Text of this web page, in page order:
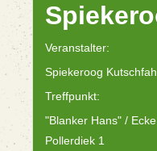
Veranstalter:
Spiekeroog
Treffpunkt:
"Blanker Hans" /
Pollerdiek 1